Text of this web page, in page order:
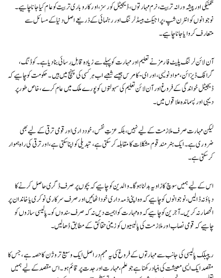
تکنیکی اور پیشہ ورانہ تربیت، نرم مہارتوں ، ڈیجیٹل کورسز، اور کاروباری تربیت کو عام کیا جانا چاہیے۔
نوجوانوں کو انٹرن شپ، پراجیکٹ بیسڈ لرننگ اور رہنمائی کے ذریعے اصل دنیا کے مسائل سے
متعارف کروایا جانا چاہیے۔
آن لائن لرننگ پلیٹ فارمز نے تعلیم اور مہارت کو پہلے سے زیادہ قابلِ رسائی بنا دیا ہے۔ کوڈنگ،
گرافک ڈیزائن، مواد نویسی، اور ای-کامرس جیسے شعبے اب ہر کسی کی پہنچ میں ہیں۔ حکومت کو چاہیے کہ
ڈیجیٹل خواندگی کے فروغ اور آن لائن تعلیم کی سہولتوں کو پورے ملک میں عام کرے، خاص طور پر
دیہی اور پسماندہ علاقوں میں۔
لیکن مہارت صرف ملازمت کے لیے نہیں، بلکہ عزتِ نفس، خود داری اور قومی ترقی کے لیے بھی
ضروری ہے۔ ایک ہنر مند قوم مشکلات کا مقابلہ کر سکتی ہے، تبدیلی کو اپنا سکتی ہے، اور ترقی کی راہ ہموار
کر سکتی ہے۔
اس کے لیے ہمیں سوچ کا زاویہ بدلنا ہوگا۔ والدین کو چاہیے کہ بچوں پر صرف ڈگری حاصل کرنے کا
دباؤ نہ ڈالیں، نوجوانوں کو چاہیے کہ وہ اپنی ذمہ داری خود اٹھائیں اور صرف سرکاری نوکری یا خاندان پر
انحصار نہ کریں۔ آجرین کو چاہیے کہ وہ مہارت کو اہمیت دیں نہ کہ صرف سندوں کو۔ پالیسی سازوں کو
چاہیے کہ قومی نصاب اور ملازمت کی پالیسیوں کو زمینی حقائق کے مطابق ڈھالیں۔
ریپبلک پالیسی کی جانب سے مہارتوں کے فروغ کی یہ مہم دراصل ایک وسیع تر وژن کا حصہ ہے، جس کا
مقصد ایک ایسی معیشت کی بنیاد رکھنا ہے جو علم، مہارت اور جدت پر قائم ہو۔ اس مقصد کے لیے ہمیں